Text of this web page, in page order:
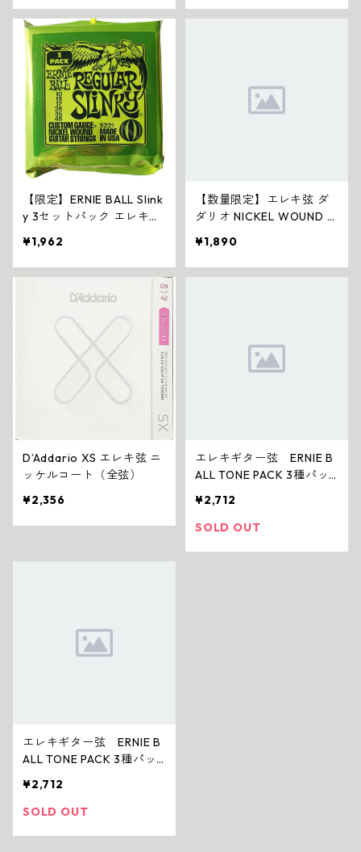
【限定】ERNIE BALL Slink
y 3セットパック エレキギ
¥1,962
【数量限定】エレキ弦 ダ
ダリオ NICKEL WOUND 3
¥1,890
D’Addario XS エレキ弦 ニ
ッケルコート（全弦）
¥2,356
エレキギター弦 ERNIE B
ALL TONE PACK 3種パッ
-46)
¥2,712
SOLD OUT
エレキギター弦 ERNIE B
ALL TONE PACK 3種パッ
42)
¥2,712
SOLD OUT